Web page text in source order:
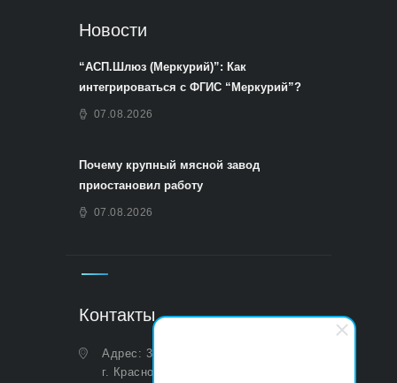
Новости
“АСП.Шлюз (Меркурий)”: Как
интегрироваться с ФГИС “Меркурий”?
07.08.2026
Почему крупный мясной завод
приостановил работу
07.08.2026
Контакты
Адрес: 350051, Краснодарский край,
г. Краснодар, ул. Дальняя, д. 27,